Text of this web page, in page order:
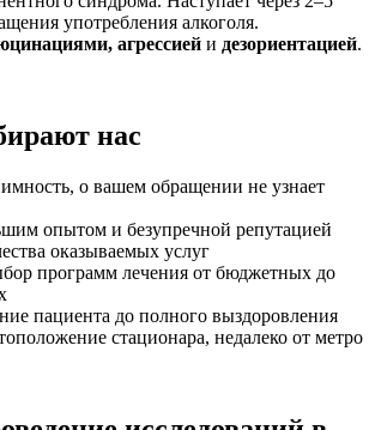
употребления алкоголя.
агрессией и дезориентацией.
нас
о вашем обращении не узнает
опытом и безупречной репутацией
оказываемых услуг
программ лечения от бюджетных до
пациента до полного выздоровления
стационара, недалеко от метро